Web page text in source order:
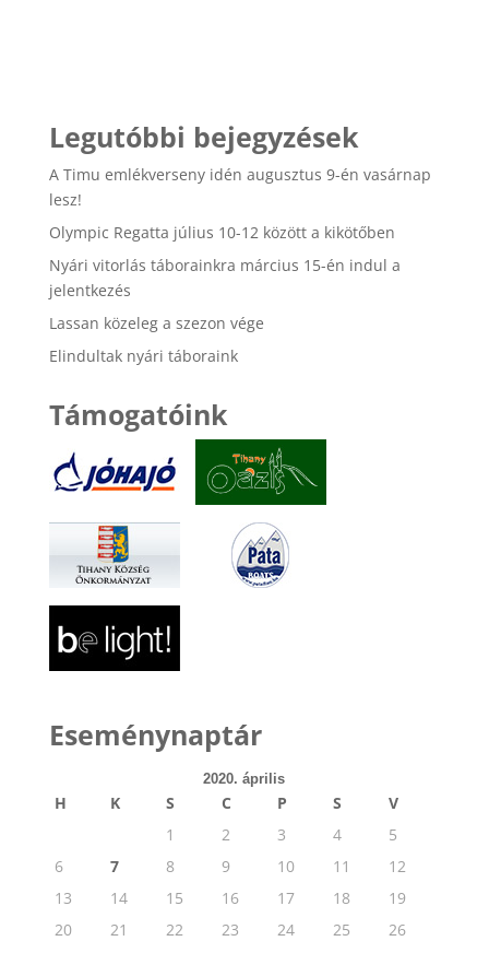
Legutóbbi bejegyzések
A Timu emlékverseny idén augusztus 9-én vasárnap
lesz!
Olympic Regatta július 10-12 között a kikötőben
Nyári vitorlás táborainkra március 15-én indul a
jelentkezés
Lassan közeleg a szezon vége
Elindultak nyári táboraink
Támogatóink
Eseménynaptár
2020. április
H K S C P S
V
1
2 3 4
5
6
7 8 9 10 11
12
13
14 15 16 17 18
19
20
21 22 23 24 25
26